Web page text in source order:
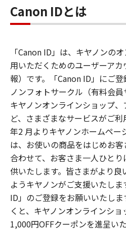
Canon IDとは
「Canon ID」は、キヤノンの
用いただくためのユーザーア
報）です。「Canon ID」にご
ノンフォトサークル（有料会員
キヤノンオンラインショップ
ど、さまざまなサービスがご
年2 月よりキヤノンホームペー
は、お使いの商品をはじめお
合わせて、お客さま一人ひと
供いたします。皆さまがより
ようキヤノンがご支援いたし
ID」のご登録をお願いいたし
くと、キヤノンオンラインシ
1,000円OFFクーポンを進呈いた